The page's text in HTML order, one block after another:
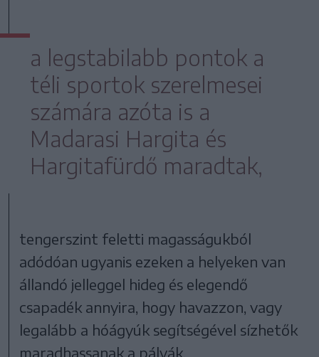
a legstabilabb pontok a
téli sportok szerelmesei
számára azóta is a
Madarasi Hargita és
Hargitafürdő maradtak,
tengerszint feletti magasságukból
adódóan ugyanis ezeken a helyeken van
állandó jelleggel hideg és elegendő
csapadék annyira, hogy havazzon, vagy
legalább a hóágyúk segítségével sízhetők
maradhassanak a pályák.